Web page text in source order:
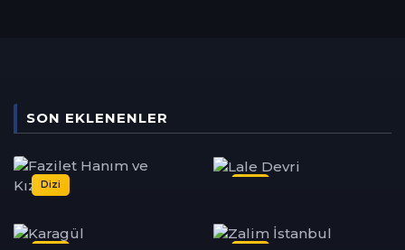
SON EKLENENLER
Dizi